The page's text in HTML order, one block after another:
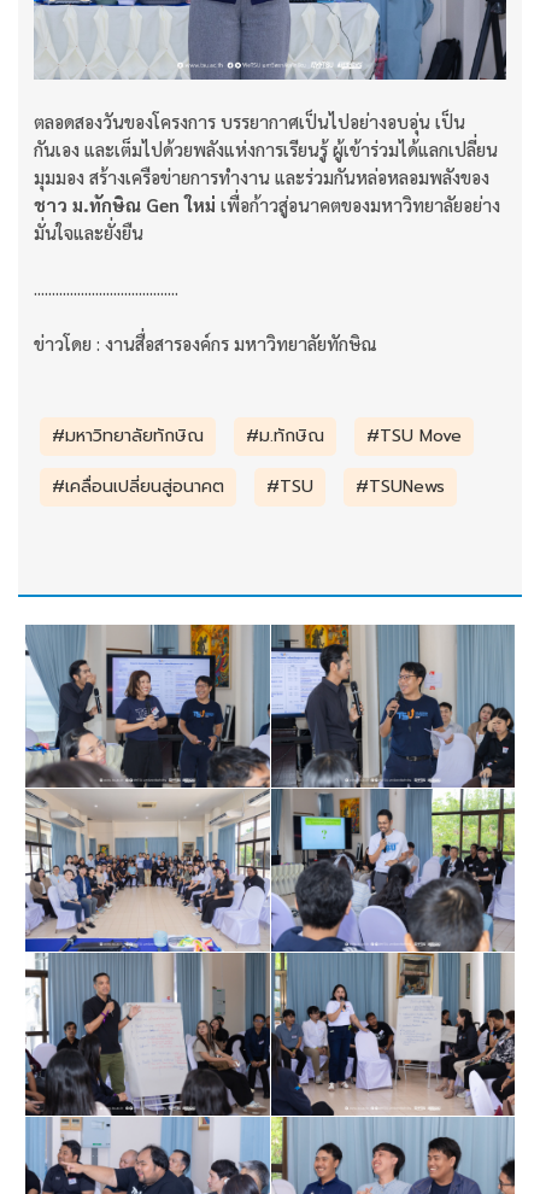
ตลอดสองวันของโครงการ บรรยากาศเป็นไปอย่างอบอุ่น เป็น
กันเอง และเต็มไปด้วยพลังแห่งการเรียนรู้ ผู้เข้าร่วมได้แลกเปลี่ยน
มุมมอง สร้างเครือข่ายการทำงาน และร่วมกันหล่อหลอมพลังของ
ชาว ม.ทักษิณ Gen ใหม่ เพื่อก้าวสู่อนาคตของมหาวิทยาลัยอย่าง
มั่นใจและยั่งยืน
ข่าวโดย : งานสื่อสารองค์กร มหาวิทยาลัยทักษิณ
#มหาวิทยาลัยทักษิณ #ม.ทักษิณ
#TSU Move
#เคลื่อนเปลี่ยนสู่อนาคต
#TSU #TSUNews